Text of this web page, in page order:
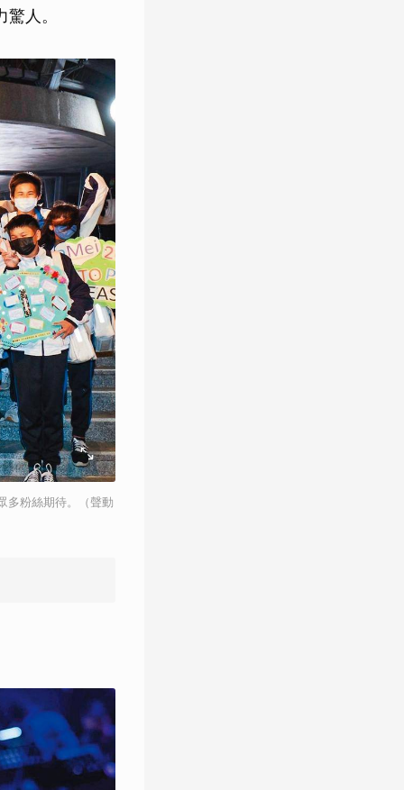
人。
多粉絲期待。（聲動